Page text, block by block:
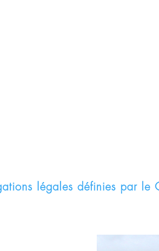
légales définies par le